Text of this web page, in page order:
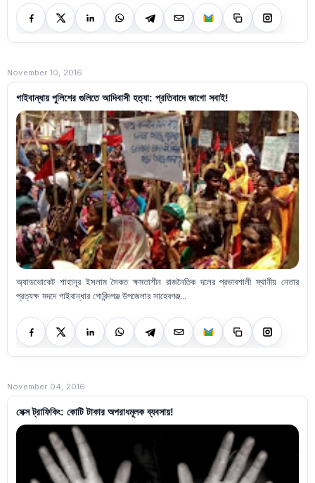
November 10, 2016
গাইবান্ধায় পুলিশের গুলিতে আদিবাসী হত্যা: প্রতিবাদে জাগো সবাই!
অ্যাডভোকেট শাহানূর ইসলাম সৈকত ক্ষমতাশীন রাজনৈতিক দলের প্রভাবশালী স্থানীয় নেতার
প্রত্যক্ষ মদদে গাইবান্ধার গোবিন্দগঞ্জ উপজেলার সাহেবগঞ্জ...
November 04, 2016
সেক্স ট্রাফিকিং: কোটি টাকার অপরাধমূলক ব্যবসায়!